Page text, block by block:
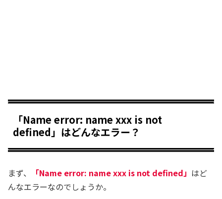
「Name error: name xxx is not
defined」はどんなエラー？
まず、 「Name error: name xxx is not defined」 はど
んなエラーなのでしょうか。